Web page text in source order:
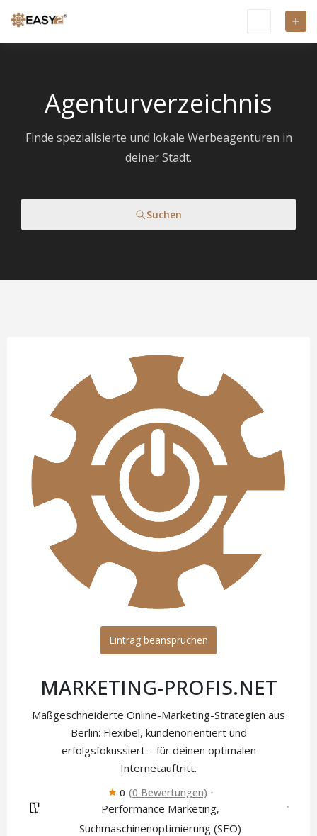
Agenturverzeichnis
Finde spezialisierte und lokale Werbeagenturen in
deiner Stadt.
Suchen
Eintrag beanspruchen
MARKETING-PROFIS.NET
Maßgeschneiderte Online-Marketing-Strategien aus
Berlin: Flexibel, kundenorientiert und
erfolgsfokussiert – für deinen optimalen
Internetauftritt.
0 (0 Bewertungen)
Performance Marketing,
Suchmaschinenoptimierung (SEO)